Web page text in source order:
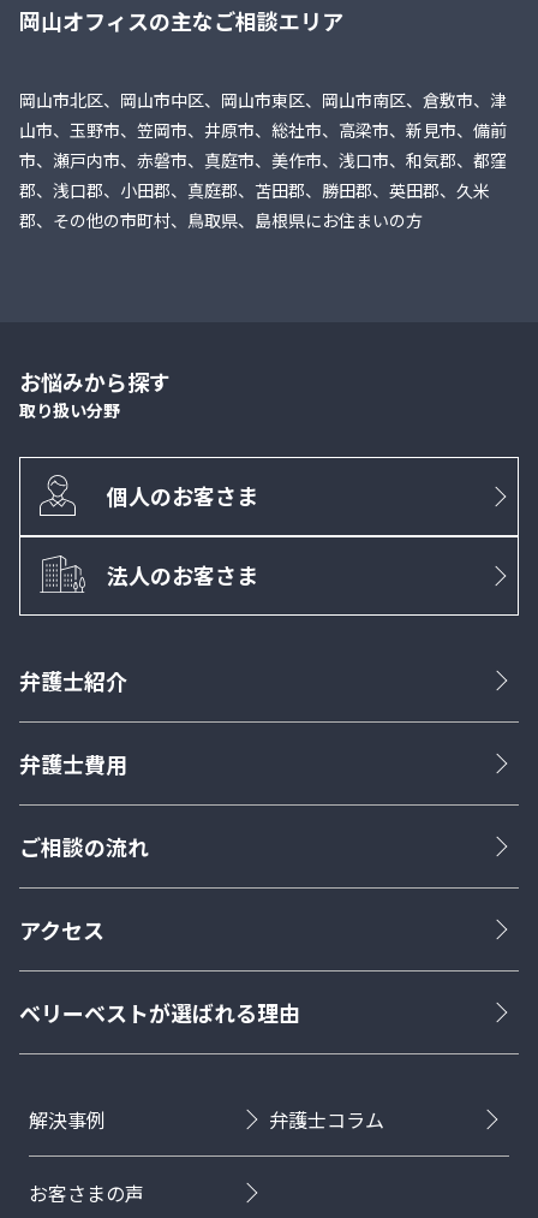
岡山オフィスの主なご相談エリア
岡山市北区、岡山市中区、岡山市東区、岡山市南区、倉敷市、津
山市、玉野市、笠岡市、井原市、総社市、高梁市、新見市、備前
市、瀬戸内市、赤磐市、真庭市、美作市、浅口市、和気郡、都窪
郡、浅口郡、小田郡、真庭郡、苫田郡、勝田郡、英田郡、久米
郡、その他の市町村、鳥取県、島根県にお住まいの方
お悩みから探す
取り扱い分野
個人のお客さま
法人のお客さま
弁護士紹介
弁護士費用
ご相談の流れ
アクセス
ベリーベストが選ばれる理由
解決事例 弁護士コラム
お客さまの声